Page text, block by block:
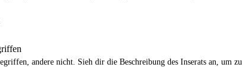
andere nicht. Sieh dir die Beschreibung des Inserats an, um zu